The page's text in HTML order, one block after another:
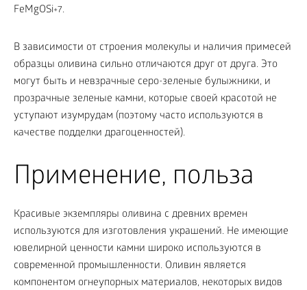
FeMgOSi+7.
В зависимости от строения молекулы и наличия примесей
образцы оливина сильно отличаются друг от друга. Это
могут быть и невзрачные серо-зеленые булыжники, и
прозрачные зеленые камни, которые своей красотой не
уступают изумрудам (поэтому часто используются в
качестве подделки драгоценностей).
Применение, польза
Красивые экземпляры оливина с древних времен
используются для изготовления украшений. Не имеющие
ювелирной ценности камни широко используются в
современной промышленности. Оливин является
компонентом огнеупорных материалов, некоторых видов